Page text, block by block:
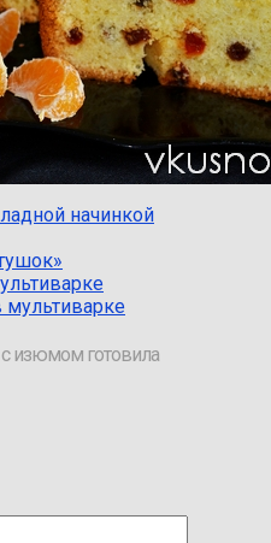
начинкой
мультиварке
изюмом готовила